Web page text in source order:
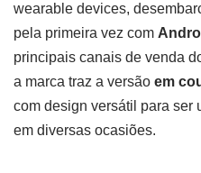
wearable devices,
pela primeira vez com
principais canais de venda
a marca traz a versão em
com design versátil para ser
em diversas ocasiões.